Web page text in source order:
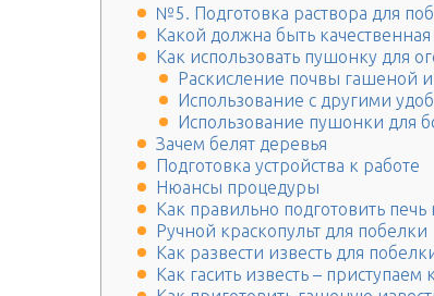
№5. Подготовка раствора для
Какой должна быть качественная
Как использовать пушонку для
Раскисление почвы гашеной
Использование с другими
Использование пушонки для
Зачем белят деревья
Подготовка устройства к работе
Нюансы процедуры
Как правильно подготовить печь
Ручной краскопульт для побелки
Как развести известь для
Как гасить известь – приступаем